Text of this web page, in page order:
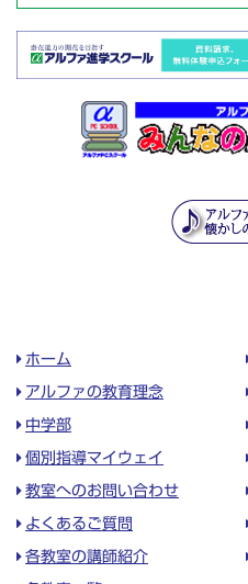
ホーム
アルファの教育理念
中学部
個別指導マイウェイ
教室へのお問い合わせ
よくあるご質問
各教室の講師紹介